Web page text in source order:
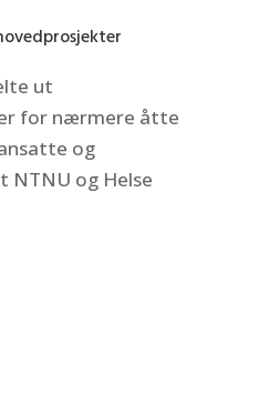
ut
for nærmere åtte
og
og Helse